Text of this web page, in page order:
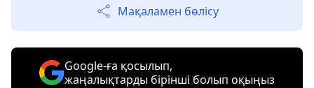
Мақаламен бөлісу
Google-ға қосылып,
жаңалықтарды бірінші болып оқыңыз